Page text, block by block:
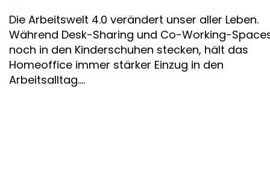
Die Arbeitswelt 4.0 verändert unser aller Leben.
Während Desk-Sharing und Co-Working-
noch in den Kinderschuhen stecken, hält das
Homeoffice immer stärker Einzug in den
Arbeitsalltag....